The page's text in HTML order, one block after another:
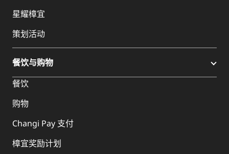
星耀樟宜
策划活动
餐饮与购物
餐饮
购物
Changi Pay 支付
樟宜奖励计划